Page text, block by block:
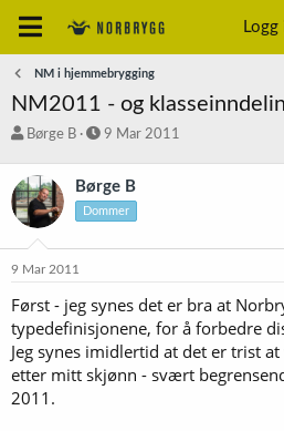
Logg
NM i hjemmebrygging
NM2011 - og
T
å
d
s
a
r
e
r
Børge B
S
r
t
a
9 Mar 2011
Børge B
Dommer
9 Mar 2011
Først - jeg synes det er bra at
typedefinisjonene, for å forbedre
Jeg synes imidlertid at det er trist
etter mitt skjønn - svært
2011.